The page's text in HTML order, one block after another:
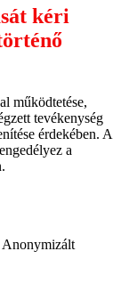
kéri
működtetése,
tevékenység
érdekében. A
a
Anonymizált